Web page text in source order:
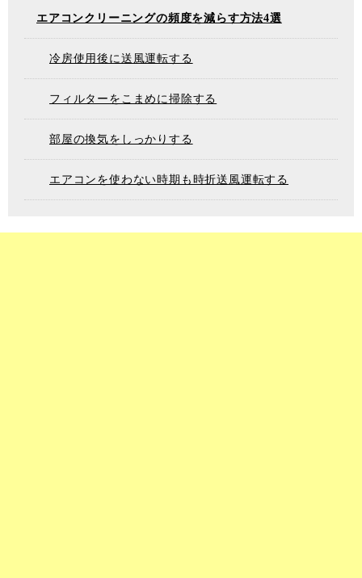
エアコンクリーニングの頻度を減らす方法4選
冷房使用後に送風運転する
フィルターをこまめに掃除する
部屋の換気をしっかりする
エアコンを使わない時期も時折送風運転する